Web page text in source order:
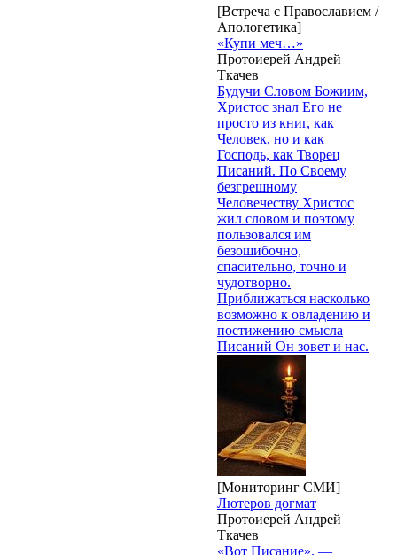
[Встреча с Православием /
Апологетика]
«Купи меч…»
Протоиерей Андрей
Ткачев
Будучи Словом Божиим,
Христос знал Его не
просто из книг, как
Человек, но и как
Господь, как Творец
Писаний. По Своему
безгрешному
Человечеству Христос
жил словом и поэтому
пользовался им
безошибочно,
спасительно, точно и
чудотворно.
Приближаться насколько
возможно к овладению и
постижению смысла
Писаний Он зовет и нас.
[Мониторинг СМИ]
Лютеров догмат
Протоиерей Андрей
Ткачев
«Вот Писание», —